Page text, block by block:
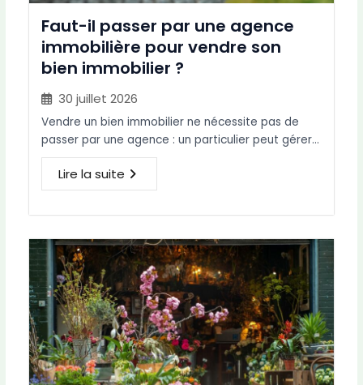
Faut-il passer par une agence
immobilière pour vendre son
bien immobilier ?
30 juillet 2026
Vendre un bien immobilier ne nécessite pas de
passer par une agence : un particulier peut gérer…
Lire la suite